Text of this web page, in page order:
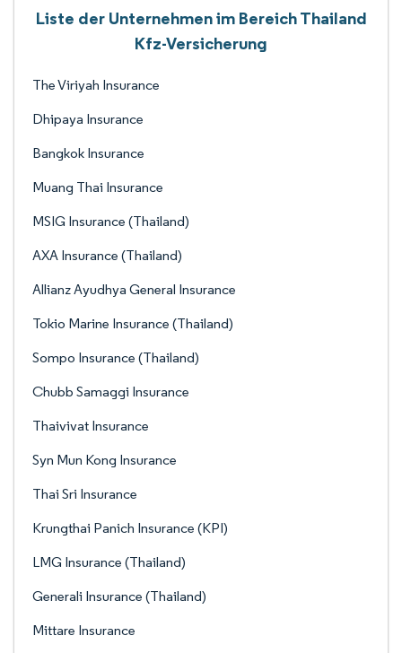
Liste der Unternehmen im Bereich Thailand
Kfz-Versicherung
The Viriyah Insurance
Dhipaya Insurance
Bangkok Insurance
Muang Thai Insurance
MSIG Insurance (Thailand)
AXA Insurance (Thailand)
Allianz Ayudhya General Insurance
Tokio Marine Insurance (Thailand)
Sompo Insurance (Thailand)
Chubb Samaggi Insurance
Thaivivat Insurance
Syn Mun Kong Insurance
Thai Sri Insurance
Krungthai Panich Insurance (KPI)
LMG Insurance (Thailand)
Generali Insurance (Thailand)
Mittare Insurance